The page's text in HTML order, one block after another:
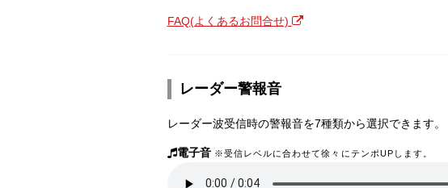
FAQ(よくあるお問合せ)
レーダー警報音
レーダー波受信時の警報音を7種類から選択できます。
電子音 ※受信レベルに合わせて徐々にテンポUPします。